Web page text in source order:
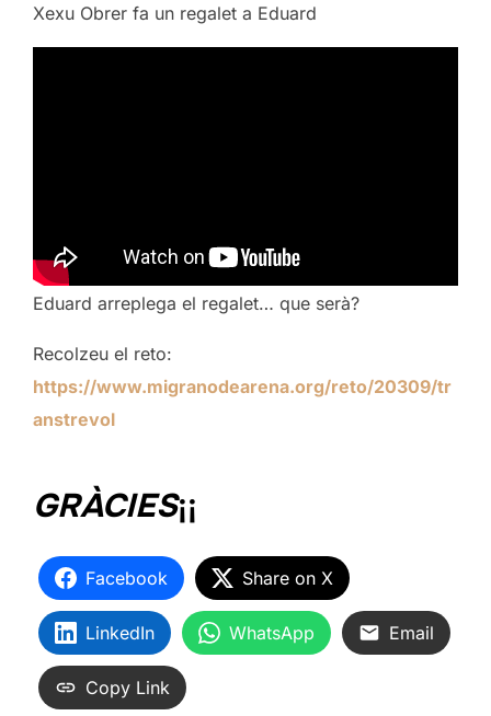
Xexu Obrer fa un regalet a Eduard
Eduard arreplega el regalet… que serà?
Recolzeu el reto:
https://www.migranodearena.org/reto/20309/tr
anstrevol
GRÀCIES¡¡
Facebook Share on X
LinkedIn WhatsApp Email
Copy Link